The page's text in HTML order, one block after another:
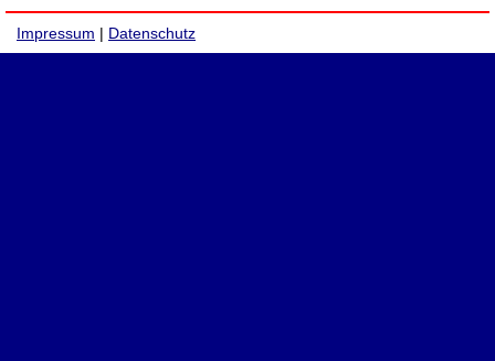
Impressum | Datenschutz